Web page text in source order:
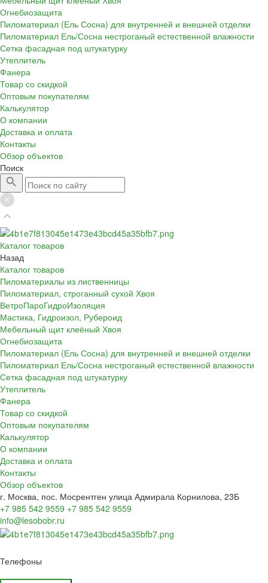
Огнебиозащита
Пиломатериал (Ель Сосна) для внутренней и внешней отделки
Пиломатериал Ель/Сосна нестроганый естественной влажности
Сетка фасадная под штукатурку
Утеплитель
Фанера
Товар со скидкой
Оптовым покупателям
Калькулятор
О компании
Доставка и оплата
Контакты
Обзор объектов
Поиск
Каталог товаров
Назад
Каталог товаров
Пиломатериалы из лиственницы
Пиломатериал, строганный сухой Хвоя
ВетроПароГидроИзоляция
Мастика, Гидроизол, Рубероид
Мебельный щит клеёный Хвоя
Огнебиозащита
Пиломатериал (Ель Сосна) для внутренней и внешней отделки
Пиломатериал Ель/Сосна нестроганый естественной влажности
Сетка фасадная под штукатурку
Утеплитель
Фанера
Товар со скидкой
Оптовым покупателям
Калькулятор
О компании
Доставка и оплата
Контакты
Обзор объектов
г. Москва, пос. Мосрентген улица Адмирала Корнилова, 23Б
+7 985 542 9559 +7 985 542 9559
info@lesobobr.ru
Телефоны